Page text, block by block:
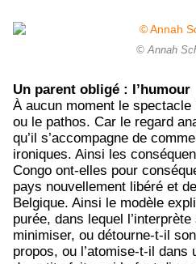
© Annah
Un parent obligé : l’humour
À aucun moment le
ou le pathos. Car le regard
qu’il s’accompagne de
ironiques. Ainsi les
Congo ont-elles pour
pays nouvellement libéré et
Belgique. Ainsi le modèle
purée, dans lequel
minimiser, ou détourne-t-il
propos, ou l’atomise-t-il dans